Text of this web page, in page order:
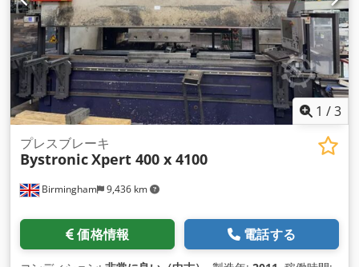
1 /3
Birmingham 9,436 km
プレスブレーキ
BystronicXpert 400 x 4100
価格情報 電話する